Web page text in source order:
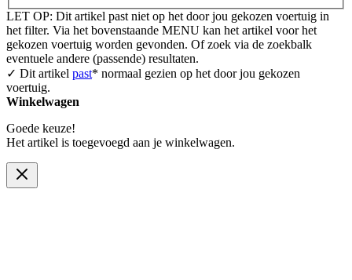
LET OP: Dit artikel past niet op het door jou gekozen voertuig in
het filter. Via het bovenstaande MENU kan het artikel voor het
gekozen voertuig worden gevonden. Of zoek via de zoekbalk
eventuele andere (passende) resultaten.
✓ Dit artikel past* normaal gezien op het door jou gekozen
voertuig.
Winkelwagen
Goede keuze!
Het artikel is toegevoegd aan je winkelwagen.